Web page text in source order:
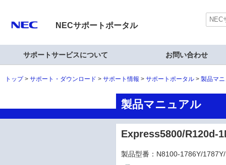
NECサポートポータル
サポートサービスについて お問い合わせ
トップ サポート・ダウンロード サポート情報 サポートポータル 製品マ
製品マニュアル
Express5800/R120d-
製品型番：N8100-1786Y/